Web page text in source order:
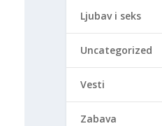
Ljubav i seks
Uncategorized
Vesti
Zabava